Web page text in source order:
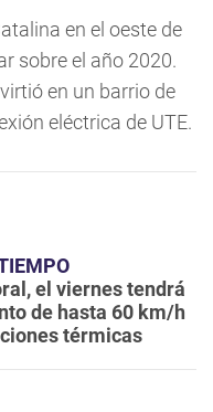
en el oeste de
sobre el año 2020.
en un barrio de
eléctrica de UTE.
el viernes tendrá
de hasta 60 km/h
térmicas